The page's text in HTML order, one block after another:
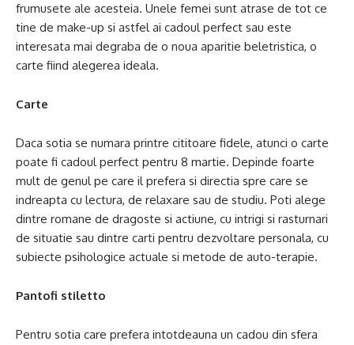
frumusete ale acesteia. Unele femei sunt atrase de tot ce
tine de make-up si astfel ai cadoul perfect sau este
interesata mai degraba de o noua aparitie beletristica, o
carte fiind alegerea ideala.
Carte
Daca sotia se numara printre cititoare fidele, atunci o carte
poate fi cadoul perfect pentru 8 martie. Depinde foarte
mult de genul pe care il prefera si directia spre care se
indreapta cu lectura, de relaxare sau de studiu. Poti alege
dintre romane de dragoste si actiune, cu intrigi si rasturnari
de situatie sau dintre carti pentru dezvoltare personala, cu
subiecte psihologice actuale si metode de auto-terapie.
Pantofi stiletto
Pentru sotia care prefera intotdeauna un cadou din sfera